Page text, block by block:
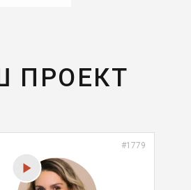
ПРОЕКТ
#1779